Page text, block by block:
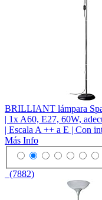
BRILLIANT lámpara
| 1x A60, E27, 60W,
| Escala A ++ a E | Con
Más Info
(7882)